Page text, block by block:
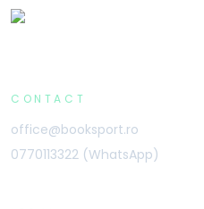
CONTACT
office@booksport.ro
0770113322 (WhatsApp)